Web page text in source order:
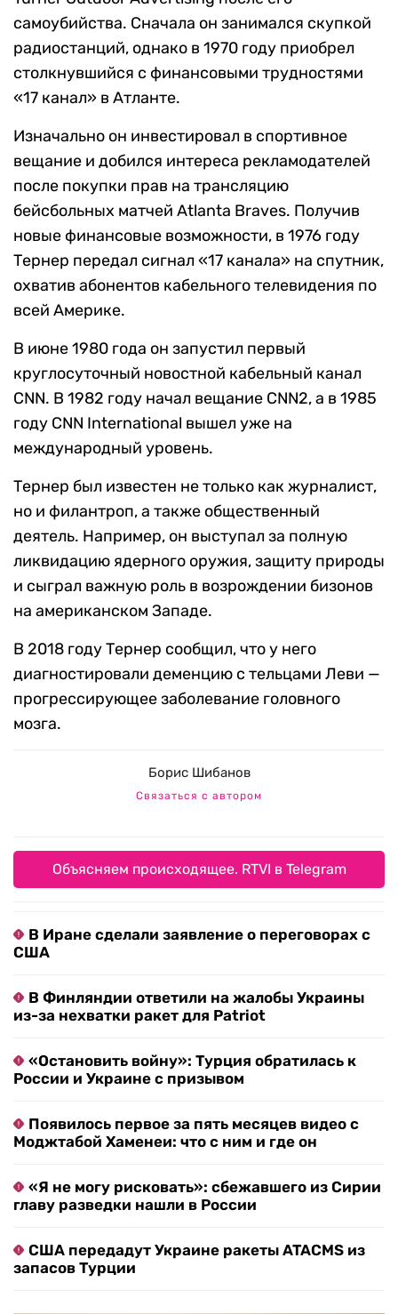
самоубийства. Сначала он занимался скупкой
радиостанций, однако в 1970 году приобрел
столкнувшийся с финансовыми трудностями
«17 канал» в Атланте.
Изначально он инвестировал в спортивное
вещание и добился интереса рекламодателей
после покупки прав на трансляцию
бейсбольных матчей Atlanta Braves. Получив
новые финансовые возможности, в 1976 году
Тернер передал сигнал «17 канала» на спутник,
охватив абонентов кабельного телевидения по
всей Америке.
В июне 1980 года он запустил первый
круглосуточный новостной кабельный канал
CNN. В 1982 году начал вещание CNN2, а в 1985
году CNN International вышел уже на
международный уровень.
Тернер был известен не только как журналист,
но и филантроп, а также общественный
деятель. Например, он выступал за полную
ликвидацию ядерного оружия, защиту природы
и сыграл важную роль в возрождении бизонов
на американском Западе.
В 2018 году Тернер сообщил, что у него
диагностировали деменцию с тельцами Леви —
прогрессирующее заболевание головного
мозга.
Борис Шибанов
Связаться с автором
Объясняем происходящее. RTVI в Telegram
В Иране сделали заявление о переговорах с
США
В Финляндии ответили на жалобы Украины
из-за нехватки ракет для Patriot
«Остановить войну»: Турция обратилась к
России и Украине с призывом
Появилось первое за пять месяцев видео с
Моджтабой Хаменеи: что с ним и где он
«Я не могу рисковать»: сбежавшего из Сирии
главу разведки нашли в России
США передадут Украине ракеты ATACMS из
запасов Турции